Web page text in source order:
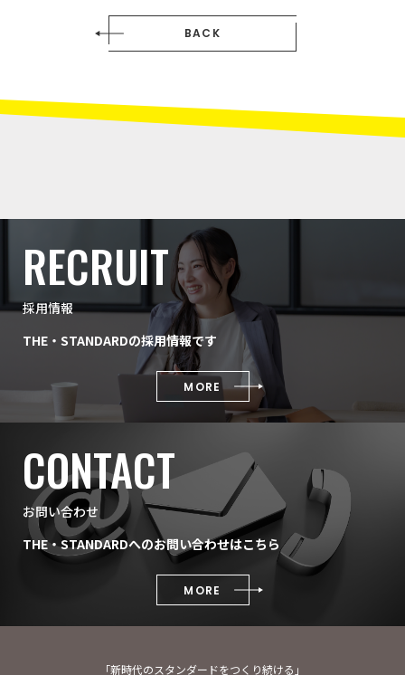
BACK
RECRUIT
採用情報
THE・STANDARDの採用情報です
MORE
CONTACT
お問い合わせ
THE・STANDARDへのお問い合わせはこちら
MORE
「新時代のスタンダードをつくり続ける」